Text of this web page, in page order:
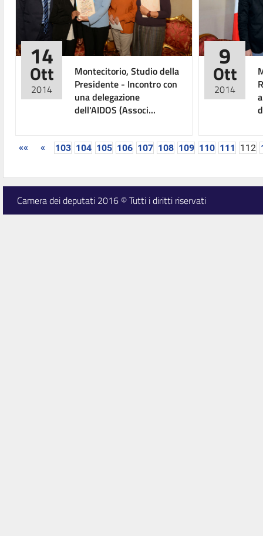
14
Ott
2014
Montecitorio, Studio della
Presidente - Incontro con
una delegazione
dell'AIDOS (Associ...
9
Ott
2014
«« « 103 104 105 106 107 108 109 110 111 112
Camera dei deputati 2016 © Tutti i diritti riservati